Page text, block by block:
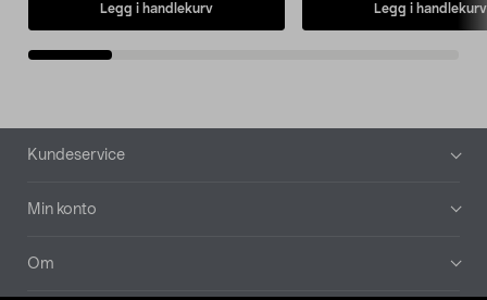
Legg i handlekurv Legg i handlekurv
Bunntekst
Kundeservice
Min konto
Om